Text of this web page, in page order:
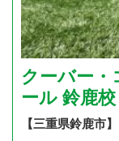
クーバー・
ール 鈴鹿校
【三重県鈴鹿市